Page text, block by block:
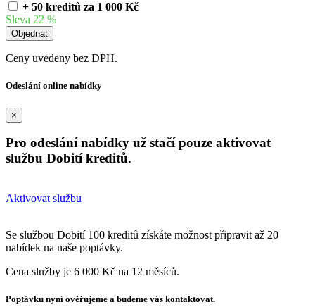
+ 50 kreditů za 1 000 Kč
Sleva 22 %
Ceny uvedeny bez DPH.
Odeslání online nabídky
×
Pro odeslání nabídky už stačí pouze aktivovat
službu Dobití kreditů.
Aktivovat službu
Se službou Dobití 100 kreditů získáte možnost připravit až 20
nabídek na naše poptávky.
Cena služby je 6 000 Kč na 12 měsíců.
Poptávku nyní ověřujeme a budeme vás kontaktovat.